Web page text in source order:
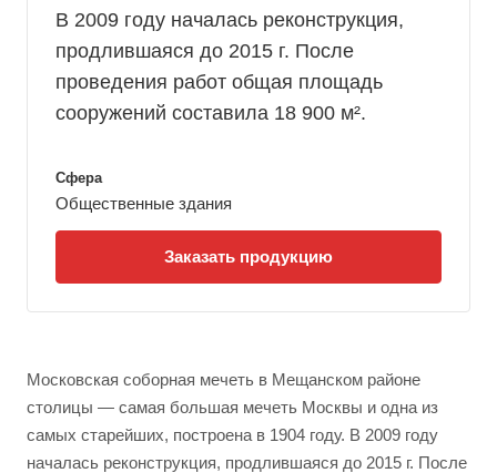
В 2009 году началась реконструкция,
продлившаяся до 2015 г. После
проведения работ общая площадь
сооружений составила 18 900 м².
Сфера
Общественные здания
Заказать продукцию
Московская соборная мечеть в Мещанском районе
столицы — самая большая мечеть Москвы и одна из
самых старейших, построена в 1904 году. В 2009 году
началась реконструкция, продлившаяся до 2015 г. После